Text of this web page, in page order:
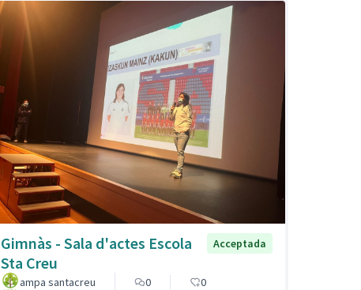
Gimnàs - Sala d'actes Escola
Sta Creu
Acceptada
ampa santacreu 0 0